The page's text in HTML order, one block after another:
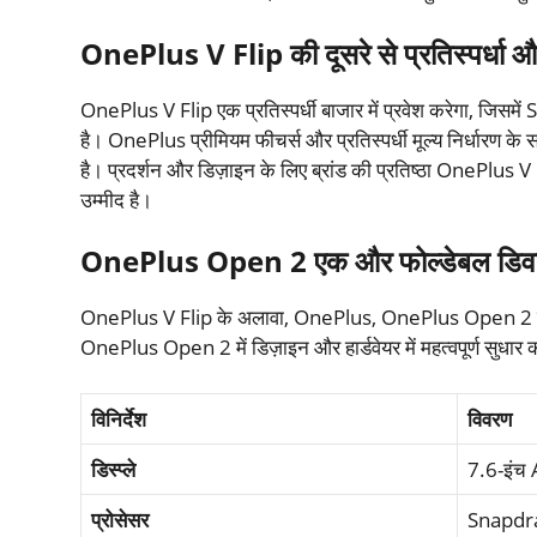
OnePlus V Flip की दूसरे से प्रतिस्पर्धा
OnePlus V Flip एक प्रतिस्पर्धी बाजार में प्रवेश करेगा,
है। OnePlus प्रीमियम फीचर्स और प्रतिस्पर्धी मूल्य
है। प्रदर्शन और डिज़ाइन के लिए ब्रांड की प्रतिष्ठा OnePlus
उम्मीद है।
OnePlus Open 2 एक और फोल्डेबल
OnePlus V Flip के अलावा, OnePlus, OnePlus Open 2
OnePlus Open 2 में डिज़ाइन और हार्डवेयर में महत्वपूर्ण सुधार
विनिर्देश
विवरण
डिस्प्ले
7.6-इंच
प्रोसेसर